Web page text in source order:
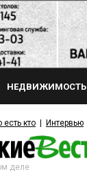
НЕДВИЖИМОСТЬ
есть кто Интервью
деле